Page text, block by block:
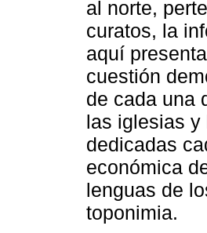
al norte,
curatos, la
aquí
cuestión
de cada una
las iglesias y
dedicadas
económica
lenguas de
toponimia.